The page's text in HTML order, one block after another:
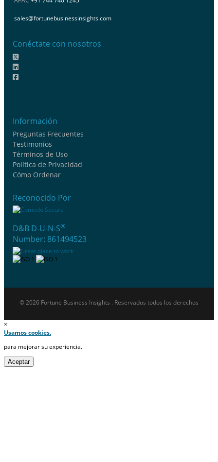
sales@fortunebusinessinsights.com
Conéctate con nosotros
Información
Preguntas Frecuentes
Testimonios
Términos de Uso
Política de Privacidad
Cómo Ordenar
Reconocido Por
D&B D-U-N-S®
Number: 861494523
© 2026 Fortune Business Insights . Reservados todos los derechos
×
Usamos cookies.
para mejorar su experiencia.
Aceptar